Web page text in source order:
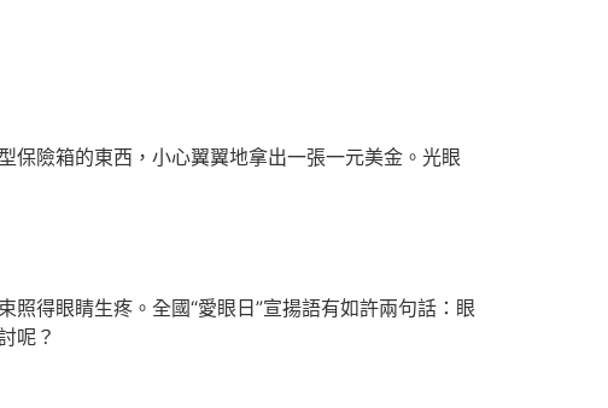
險箱的東西，小心翼翼地拿出一張一元美金。光眼
得眼睛生疼。全國“愛眼日”宣揚語有如許兩句話：眼
呢？